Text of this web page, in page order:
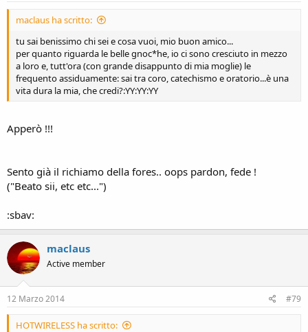
maclaus ha scritto:
tu sai benissimo chi sei e cosa vuoi, mio buon amico...
per quanto riguarda le belle gnoc*he, io ci sono cresciuto in mezzo
a loro e, tutt'ora (con grande disappunto di mia moglie) le
frequento assiduamente: sai tra coro, catechismo e oratorio...è una
vita dura la mia, che credi?:YY:YY:YY
Apperò !!!
Sento già il richiamo della fores.. oops pardon, fede !
("Beato sii, etc etc...")
:sbav:
maclaus
Active member
12 Marzo 2014 #79
HOTWIRELESS ha scritto: